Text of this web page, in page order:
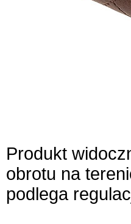
Produkt
obrotu na
podlega